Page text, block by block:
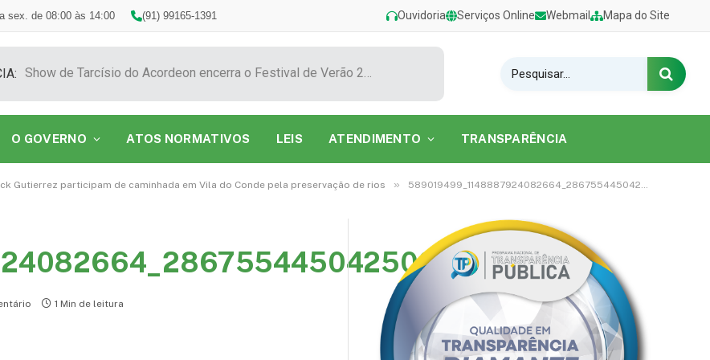
sex. de 08:00 às 14:00 (91) 99165-1391 Ouvidoria Serviços Online Webmail Mapa do Site
Show de Tarcísio do Acordeon encerra o Festival de Verão 2026 na Praia do Caripi
O GOVERNO ATOS NORMATIVOS LEIS ATENDIMENTO TRANSPARÊNCIA
Gutierrez participam de caminhada em Vila do Conde pela preservação de rios » 589019499_1148887924082664_2867554450425091994_n
1 Min de leitura